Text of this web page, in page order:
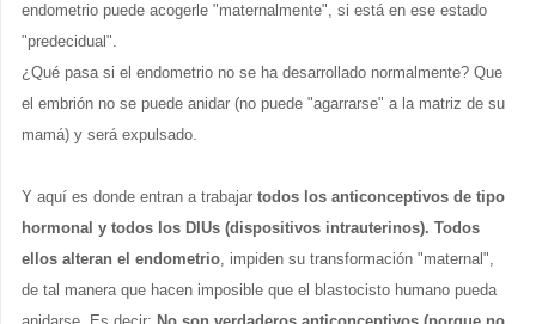
endometrio puede acogerle "maternalmente", si está en ese estado
"predecidual".
¿Qué pasa si el endometrio no se ha desarrollado normalmente? Que
el embrión no se puede anidar (no puede "agarrarse" a la matriz de su
mamá) y será expulsado.
Y aquí es donde entran a trabajar todos los anticonceptivos de tipo
hormonal y todos los DIUs (dispositivos intrauterinos). Todos
ellos alteran el endometrio, impiden su transformación "maternal",
de tal manera que hacen imposible que el blastocisto humano pueda